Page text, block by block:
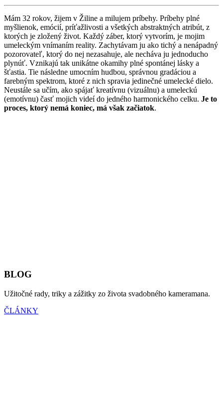
Mám 32 rokov, žijem v Žiline a milujem príbehy. Príbehy plné
myšlienok, emócií, príťažlivosti a všetkých abstraktných atribút, z
ktorých je zložený život. Každý záber, ktorý vytvorím, je mojim
umeleckým vnímaním reality. Zachytávam ju ako tichý a nenápadný
pozorovateľ, ktorý do nej nezasahuje, ale necháva ju jednoducho
plynúť. Vznikajú tak unikátne okamihy plné spontánej lásky a
šťastia. Tie následne umocním hudbou, správnou gradáciou a
farebným spektrom, ktoré z nich spravia jedinečné umelecké dielo.
Neustále sa učím, ako spájať kreatívnu (vizuálnu) a umeleckú
(emotívnu) časť mojich videí do jedného harmonického celku. Je to
proces, ktorý nemá koniec, má však začiatok.
BLOG
Užitočné rady, triky a zážitky zo života svadobného kameramana.
ČLÁNKY